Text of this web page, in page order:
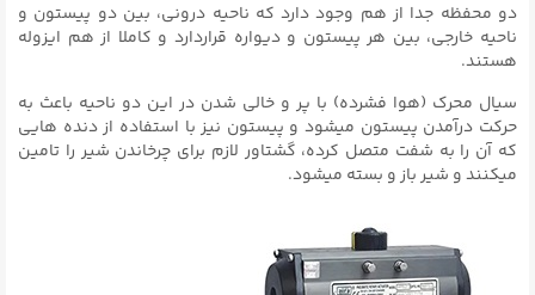
دو محفظه جدا از هم وجود دارد که ناحیه درونی، بین دو پیستون و
ناحیه خارجی، بین هر پیستون و دیواره قراردارد و کاملا از هم ایزوله
هستند.
سیال محرک (هوا فشرده) با پر و خالی شدن در این دو ناحیه باعث به
حرکت درآمدن پیستون میشود و پیستون نیز با استفاده از دنده هایی
که آن را به شفت متصل کرده، گشتاور لازم برای چرخاندن شیر را تامین
میکنند و شیر باز و بسته میشود.